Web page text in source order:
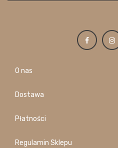
O nas
Dostawa
Płatności
Regulamin Sklepu